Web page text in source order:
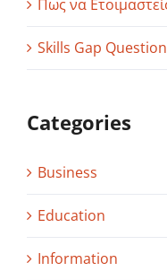
Πως να
Skills Gap
Categories
Business
Education
Information